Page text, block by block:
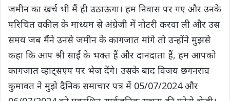
जमीन का खर्च भी मैं ही उठाऊंगा। हम निवास पर गए और उनके
परिचित वकील के माध्यम से अंग्रेजी में नोटरी करवा ली और उस
समय जब मैंने उनसे जमीन के कागजात मांगे तो उन्होंने मुझसे
कहा कि आप श्री साईं के भक्त हैं और दानदाता हैं, हम आपको
कागजात व्हाट्सएप पर भेज देंगे। उसके बाद विजय छगनराव
कुमावत ने मुझे दैनिक समाचार पत्र में 05/07/2024 और